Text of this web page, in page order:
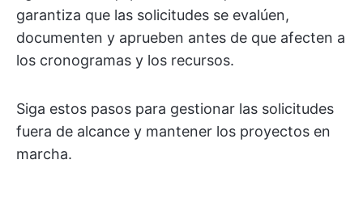
garantiza que las solicitudes se evalúen,
documenten y aprueben antes de que afecten a
los cronogramas y los recursos.
Siga estos pasos para gestionar las solicitudes
fuera de alcance y mantener los proyectos en
marcha.